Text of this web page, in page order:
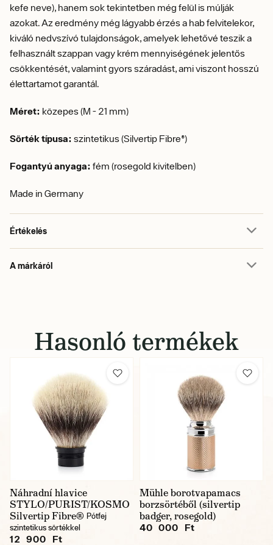
kefe neve), hanem sok tekintetben még felül is múlják
azokat. Az eredmény még lágyabb érzés a hab felvitelekor,
kiváló nedvszívó tulajdonságok, amelyek lehetővé teszik a
felhasznált szappan vagy krém mennyiségének jelentős
csökkentését, valamint gyors száradást, ami viszont hosszú
élettartamot garantál.
Méret: közepes (M - 21 mm)
Sörték típusa: szintetikus (Silvertip Fibre®)
Fogantyú anyaga: fém (rosegold kivitelben)
Made in Germany
Értékelés
A márkáról
Hasonló termékek
Náhradní hlavice
STYLO/PURIST/KOSMO
Silvertip Fibre® Pótfej
szintetikus sörtékkel
12 900 Ft
Mühle borotvapamacs
borzsörtéből (silvertip
badger, rosegold)
40 000 Ft